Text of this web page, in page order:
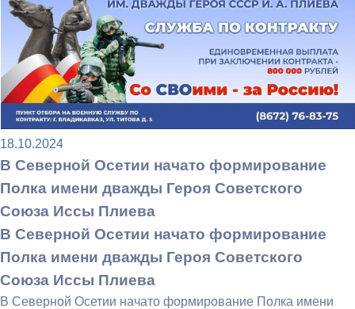
18.10.2024
В Северной Осетии начато формирование
Полка имени дважды Героя Советского
Союза Иссы Плиева
В Северной Осетии начато формирование
Полка имени дважды Героя Советского
Союза Иссы Плиева
В Северной Осетии начато формирование Полка имени